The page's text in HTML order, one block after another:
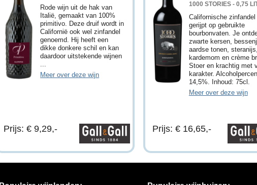
Rode wijn uit de hak van
Italië, gemaakt van 100%
primitivo. Deze druif wordt in
Californië ook wel zinfandel
genoemd. Hij heeft een
dikke donkere schil en kan
daardoor uitstekende wijnen
...
Meer over deze wijn
Prijs: € 9,29,-
1000 STORIES - 0,75
Californische zinfandel
gerijpt op gebruikte
bourbonvaten. Je
zwarte kersen,
aardse tonen,
kardemom en crème
Stoer en krachtig met
karakter.
14,5%. Inhoud: 75cl.
Meer over deze wijn
Prijs: € 16,65,-